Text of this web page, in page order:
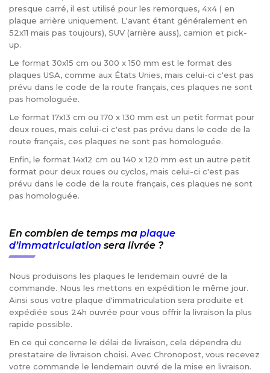
presque carré, il est utilisé pour les remorques, 4x4 ( en
plaque arrière uniquement. L'avant étant généralement en
52x11 mais pas toujours), SUV (arrière auss), camion et pick-
up.
Le format 30x15 cm ou 300 x 150 mm est le format des
plaques USA, comme aux États Unies, mais celui-ci c'est pas
prévu dans le code de la route français, ces plaques ne sont
pas homologuée.
Le format 17x13 cm ou 170 x 130 mm est un petit format pour
deux roues, mais celui-ci c'est pas prévu dans le code de la
route français, ces plaques ne sont pas homologuée.
Enfin, le format 14x12 cm ou 140 x 120 mm est un autre petit
format pour deux roues ou cyclos, mais celui-ci c'est pas
prévu dans le code de la route français, ces plaques ne sont
pas homologuée.
En combien de temps ma plaque
d’immatriculation sera livrée ?
Nous produisons les plaques le lendemain ouvré de la
commande. Nous les mettons en expédition le même jour.
Ainsi sous votre plaque d'immatriculation sera produite et
expédiée sous 24h ouvrée pour vous offrir la livraison la plus
rapide possible.
En ce qui concerne le délai de livraison, cela dépendra du
prestataire de livraison choisi. Avec Chronopost, vous recevez
votre commande le lendemain ouvré de la mise en livraison.